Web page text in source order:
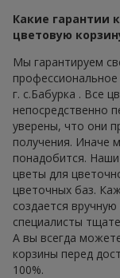
Какие гарантии
цветовую
Мы гарантируем
г. с.Бабурка . Все
непосредственно
уверены, что они
получения. Иначе
понадобится.
цветы для
цветочных баз.
создается
специалисты
А вы всегда
корзины перед
100%.